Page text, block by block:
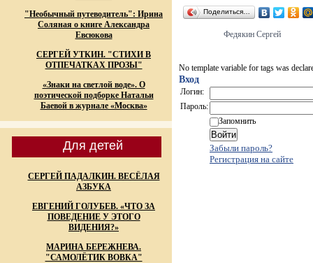
"Необычный путеводитель": Ирина
Соляная о книге Александра
Евсюкова
СЕРГЕЙ УТКИН. "СТИХИ В
ОТПЕЧАТКАХ ПРОЗЫ"
«Знаки на светлой воде». О
поэтической подборке Натальи
Баевой в журнале «Москва»
Для детей
СЕРГЕЙ ПАДАЛКИН. ВЕСЁЛАЯ
АЗБУКА
ЕВГЕНИЙ ГОЛУБЕВ. «ЧТО ЗА
ПОВЕДЕНИЕ У ЭТОГО
ВИДЕНИЯ?»
МАРИНА БЕРЕЖНЕВА.
"САМОЛЁТИК ВОВКА"
Поделиться…
Федякин Сергей
No template variable for tags was
Вход
Логин:
Пароль:
Запомнить
Забыли пароль?
Регистрация на сайте